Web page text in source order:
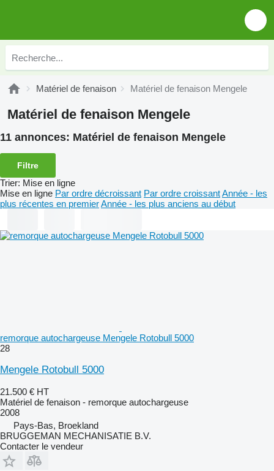
Matériel de fenaison Matériel de fenaison Mengele
Matériel de fenaison Mengele
11 annonces: Matériel de fenaison Mengele
Filtre
Trier: Mise en ligne
Mise en ligne Par ordre décroissant Par ordre croissantAnnée - les
plus récentes en premierAnnée - les plus anciens au début
remorque autochargeuse Mengele Rotobull 5000
28
Mengele Rotobull 5000
21.500 € HT
Matériel de fenaison - remorque autochargeuse
2008
Pays-Bas, Broekland
BRUGGEMAN MECHANISATIE B.V.
Contacter le vendeur